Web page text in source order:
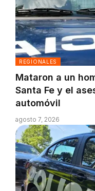
REGIONALES
Mataron a un
Santa Fe y el
automóvil
agosto 7, 2026